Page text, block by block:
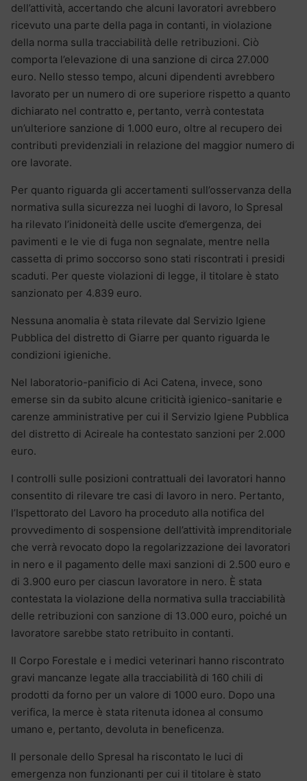
dell’attività, accertando che alcuni lavoratori avrebbero
ricevuto una parte della paga in contanti, in violazione
della norma sulla tracciabilità delle retribuzioni. Ciò
comporta l’elevazione di una sanzione di circa 27.000
euro. Nello stesso tempo, alcuni dipendenti avrebbero
lavorato per un numero di ore superiore rispetto a quanto
dichiarato nel contratto e, pertanto, verrà contestata
un’ulteriore sanzione di 1.000 euro, oltre al recupero dei
contributi previdenziali in relazione del maggior numero di
ore lavorate.
Per quanto riguarda gli accertamenti sull’osservanza della
normativa sulla sicurezza nei luoghi di lavoro, lo Spresal
ha rilevato l’inidoneità delle uscite d’emergenza, dei
pavimenti e le vie di fuga non segnalate, mentre nella
cassetta di primo soccorso sono stati riscontrati i presidi
scaduti. Per queste violazioni di legge, il titolare è stato
sanzionato per 4.839 euro.
Nessuna anomalia è stata rilevate dal Servizio Igiene
Pubblica del distretto di Giarre per quanto riguarda le
condizioni igieniche.
Nel laboratorio-panificio di Aci Catena, invece, sono
emerse sin da subito alcune criticità igienico-sanitarie e
carenze amministrative per cui il Servizio Igiene Pubblica
del distretto di Acireale ha contestato sanzioni per 2.000
euro.
I controlli sulle posizioni contrattuali dei lavoratori hanno
consentito di rilevare tre casi di lavoro in nero. Pertanto,
l’Ispettorato del Lavoro ha proceduto alla notifica del
provvedimento di sospensione dell’attività imprenditoriale
che verrà revocato dopo la regolarizzazione dei lavoratori
in nero e il pagamento delle maxi sanzioni di 2.500 euro e
di 3.900 euro per ciascun lavoratore in nero. È stata
contestata la violazione della normativa sulla tracciabilità
delle retribuzioni con sanzione di 13.000 euro, poiché un
lavoratore sarebbe stato retribuito in contanti.
Il Corpo Forestale e i medici veterinari hanno riscontrato
gravi mancanze legate alla tracciabilità di 160 chili di
prodotti da forno per un valore di 1000 euro. Dopo una
verifica, la merce è stata ritenuta idonea al consumo
umano e, pertanto, devoluta in beneficenza.
Il personale dello Spresal ha riscontato le luci di
emergenza non funzionanti per cui il titolare è stato